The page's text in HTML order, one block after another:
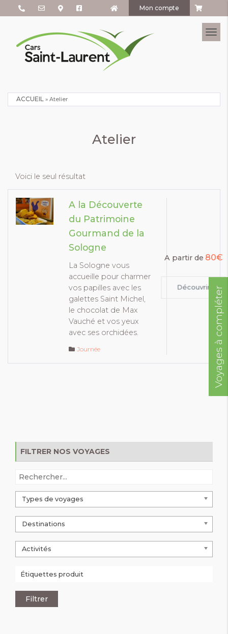
Mon compte
ACCUEIL » Atelier
Atelier
Voici le seul résultat
A la Découverte
du Patrimoine
Gourmand de la
Sologne
La Sologne vous
accueille pour charmer
vos papilles avec les
galettes Saint Michel,
le chocolat de Max
Vauché et vos yeux
avec ses orchidées.
Journée
A partir de 80€
Découvrir
FILTRER NOS VOYAGES
Types de voyages
Destinations
Activités
Voyages à compléter